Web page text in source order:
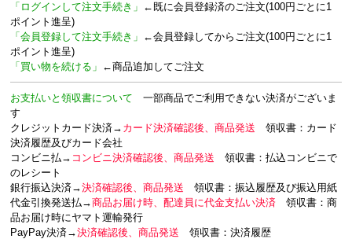
「ログインして注文手続き」 ←既に会員登録済のご注文(100円ごとに1
ポイント進呈)
「会員登録して注文手続き」 ←会員登録してからご注文(100円ごとに1
ポイント進呈)
「買い物を続ける」 ←商品追加してご注文
お支払いと領収書について一部商品でご利用できない決済がございま
す
クレジットカード決済→ カード決済確認後、商品発送領収書：カード
決済履歴及びカード会社
コンビニ払→ コンビニ決済確認後、商品発送領収書：払込コンビニで
のレシート
銀行振込決済→決済確認後、商品発送領収書：振込履歴及び振込用紙
代金引換発送払→商品お届け時、配達員に代金支払い決済領収書：商
品お届け時にヤマト運輸発行
PayPay決済→決済確認後、商品発送領収書：決済履歴